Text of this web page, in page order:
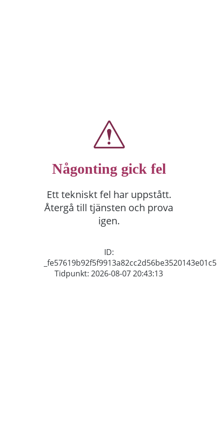
Någonting gick fel
Ett tekniskt fel har uppstått.
Återgå till tjänsten och prova
igen.
ID:
_fe57619b92f5f9913a82cc2d56be3520143e01c5
Tidpunkt: 2026-08-07 20:43:13